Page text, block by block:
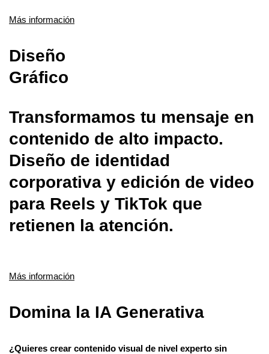
Más información
Diseño
Gráfico
Transformamos tu mensaje en
contenido de alto impacto.
Diseño de identidad
corporativa y edición de video
para Reels y TikTok que
retienen la atención.
Más información
Domina la IA Generativa
¿Quieres crear contenido visual de nivel experto sin